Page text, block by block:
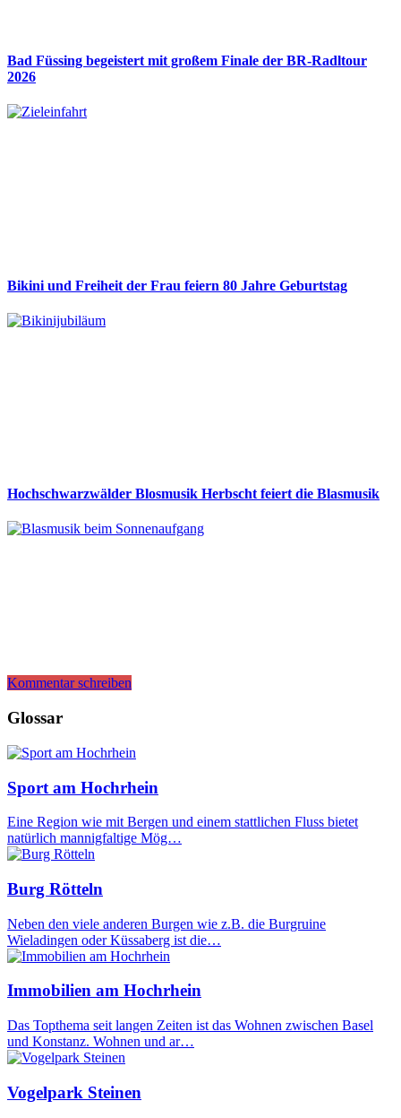
Bad Füssing begeistert mit großem Finale der BR-Radltour
2026
Bikini und Freiheit der Frau feiern 80 Jahre Geburtstag
Hochschwarzwälder Blosmusik Herbscht feiert die Blasmusik
Kommentar schreiben
Glossar
Sport am Hochrhein
Eine Region wie mit Bergen und einem stattlichen Fluss bietet
natürlich mannigfaltige Mög…
Burg Rötteln
Neben den viele anderen Burgen wie z.B. die Burgruine
Wieladingen oder Küssaberg ist die…
Immobilien am Hochrhein
Das Topthema seit langen Zeiten ist das Wohnen zwischen Basel
und Konstanz. Wohnen und ar…
Vogelpark Steinen